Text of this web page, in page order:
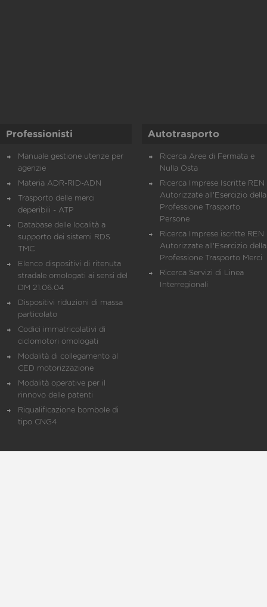
Professionisti
Manuale gestione utenze per
agenzie
Materia ADR-RID-ADN
Trasporto delle merci
deperibili - ATP
Database delle località a
supporto dei sistemi RDS
TMC
Elenco dispositivi di ritenuta
stradale omologati ai sensi del
DM 21.06.04
Dispositivi riduzioni di massa
particolato
Codici immatricolativi di
ciclomotori omologati
Modalità di collegamento al
CED motorizzazione
Modalità operative per il
rinnovo delle patenti
Riqualificazione bombole di
tipo CNG4
Autotrasporto
Ricerca Aree di Fermata e
Nulla Osta
Ricerca Imprese Iscritte REN
Autorizzate all'Esercizio della
Professione Trasporto
Persone
Ricerca Imprese iscritte REN
Autorizzate all'Esercizio della
Professione Trasporto Merci
Ricerca Servizi di Linea
Interregionali